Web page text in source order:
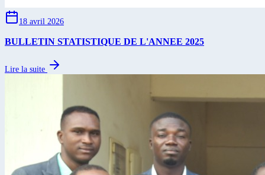
18 avril 2026
BULLETIN STATISTIQUE DE L'ANNEE 2025
Lire la suite